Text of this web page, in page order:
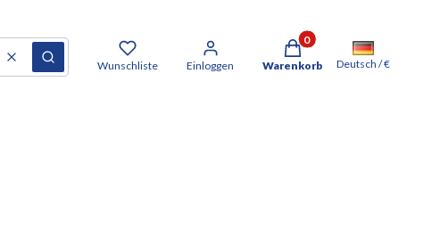
Zurücksetzen
Suchen Wunschliste Einloggen
Produkte im Warenkorb: 0.
Warenkorb Deutsch / €